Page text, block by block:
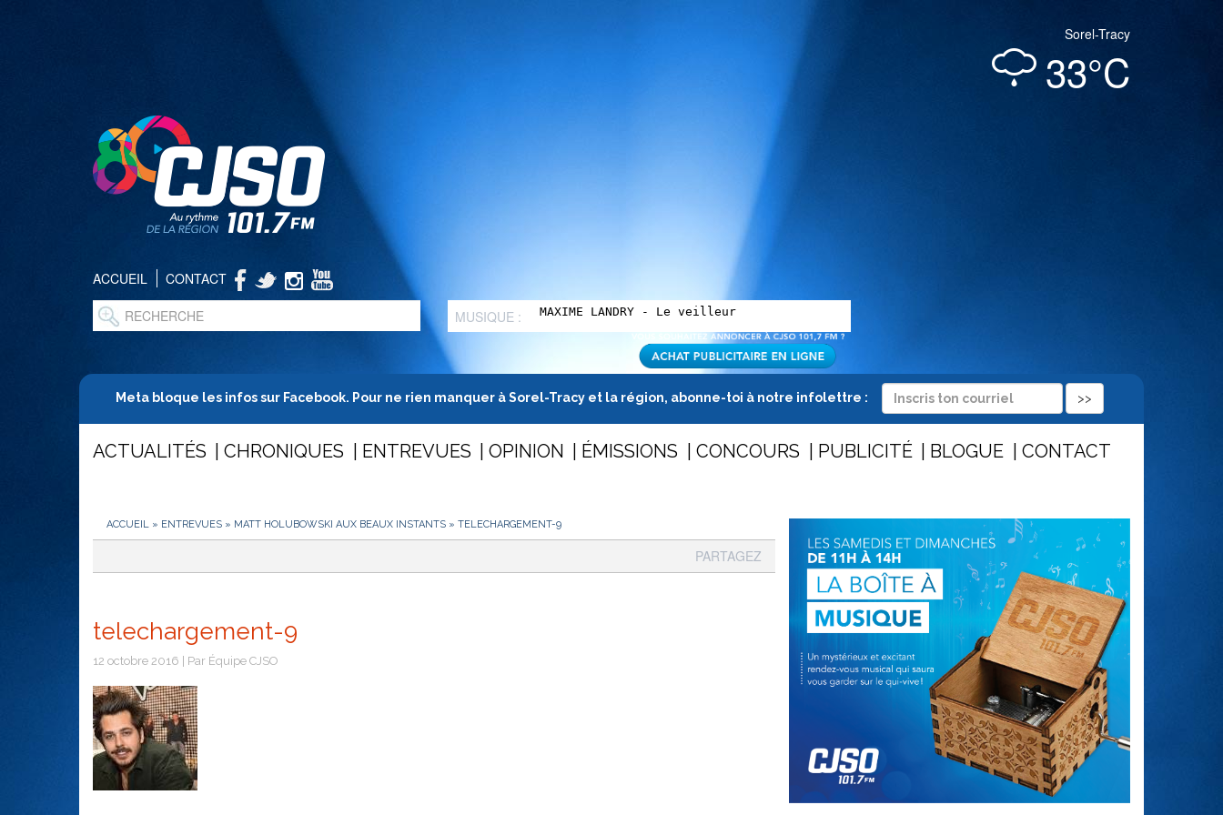
Sorel-Tracy
33°C
ACCUEIL CONTACT
MUSIQUE :
Meta bloque les infos sur Facebook. Pour ne rien manquer à Sorel-Tracy et la région, abonne-toi à notre infolettre :
ACTUALITÉS CHRONIQUES ENTREVUES OPINION ÉMISSIONS CONCOURS PUBLICITÉ BLOGUE CONTACT
ACCUEIL » ENTREVUES » MATT HOLUBOWSKI AUX BEAUX INSTANTS » TELECHARGEMENT-9
PARTAGEZ
telechargement-9
12 octobre 2016 | Par Équipe CJSO